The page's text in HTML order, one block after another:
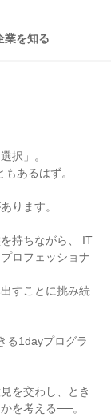
業を知る
択」。
あるはず。
ります。
持ちながら、 IT
ロフェッショナ
すことに挑み続
る1dayプログラ
を交わし、とき
を考える──。